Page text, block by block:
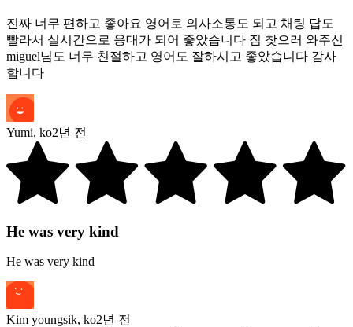
진짜 너무 편하고 좋아요 영어로 의사소통도 되고 채팅 답도
빨라서 실시간으로 응대가 되어 좋았습니다 짐 찾으러 와주신
miguel님도 너무 친절하고 영어도 잘하시고 좋았습니다 감사
합니다
Yumi, ko2년 전
He was very kind
He was very kind
Kim youngsik, ko2년 전